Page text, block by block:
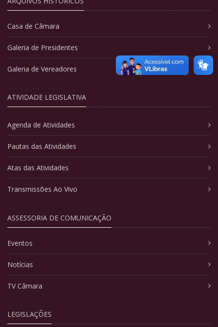
Casa de Câmara
Galeria de Presidentes
Galeria de Vereadores
ATIVIDADE LEGISLATIVA
Agenda de Atividades
Pautas das Atividades
Atas das Atividades
Transmissões Ao Vivo
ASSESSORIA DE COMUNICAÇÃO
Eventos
Notícias
TV Câmara
LEGISLAÇÕES